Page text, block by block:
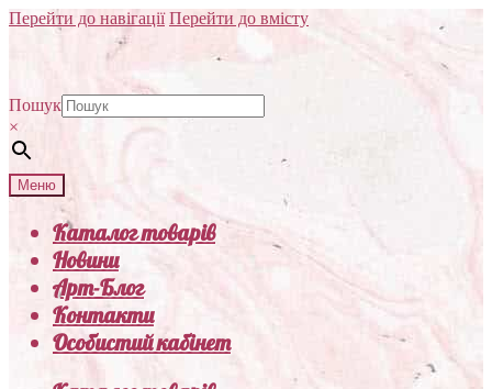
Перейти до навігації Перейти до вмісту
Пошук
×
Меню
Каталог товарів
Новини
Арт-Блог
Контакти
Особистий кабінет